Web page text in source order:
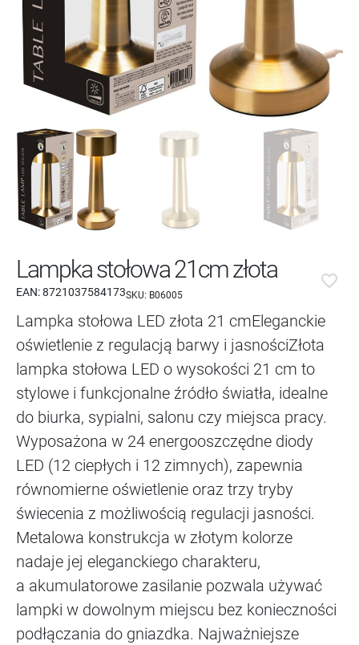
Lampka stołowa 21cm złota
EAN:8721037584173SKU: B06005
favorite_border
Lampka stołowa LED złota 21 cmEleganckie
oświetlenie z regulacją barwy i jasnościZłota
lampka stołowa LED o wysokości 21 cm to
stylowe i funkcjonalne źródło światła, idealne
do biurka, sypialni, salonu czy miejsca pracy.
Wyposażona w 24 energooszczędne diody
LED (12 ciepłych i 12 zimnych), zapewnia
równomierne oświetlenie oraz trzy tryby
świecenia z możliwością regulacji jasności.
Metalowa konstrukcja w złotym kolorze
nadaje jej eleganckiego charakteru,
a akumulatorowe zasilanie pozwala używać
lampki w dowolnym miejscu bez konieczności
podłączania do gniazdka. Najważniejsze